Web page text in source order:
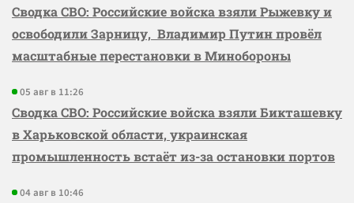
Сводка СВО: Российские войска взяли Рыжевку и
освободили Зарницу, Владимир Путин провёл
масштабные перестановки в Минобороны
05 авг в 11:26
Сводка СВО: Российские войска взяли Бикташевку
в Харьковской области, украинская
промышленность встаёт из-за остановки портов
04 авг в 10:46